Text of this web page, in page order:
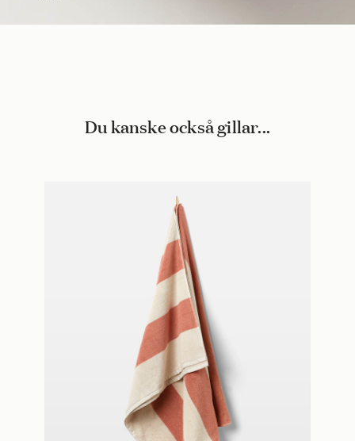
Du kanske också gillar...